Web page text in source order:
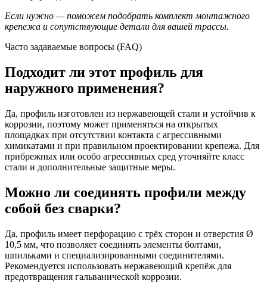
Если нужно — поможем подобрать комплект монтажного
крепежа и сопутствующие детали для вашей трассы.
Часто задаваемые вопросы (FAQ)
Подходит ли этот профиль для
наружного применения?
Да, профиль изготовлен из нержавеющей стали и устойчив к
коррозии, поэтому может применяться на открытых
площадках при отсутствии контакта с агрессивными
химикатами и при правильном проектировании крепежа. Для
прибрежных или особо агрессивных сред уточняйте класс
стали и дополнительные защитные меры.
Можно ли соединять профили между
собой без сварки?
Да, профиль имеет перфорацию с трёх сторон и отверстия Ø
10,5 мм, что позволяет соединять элементы болтами,
шпильками и специализированными соединителями.
Рекомендуется использовать нержавеющий крепёж для
предотвращения гальванической коррозии.